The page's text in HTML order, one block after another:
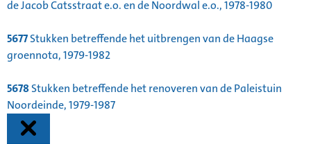
de Jacob Catsstraat e.o. en de Noordwal e.o., 1978-1980
5677Stukken betreffende het uitbrengen van de Haagse
groennota, 1979-1982
5678Stukken betreffende het renoveren van de Paleistuin
Noordeinde, 1979-1987